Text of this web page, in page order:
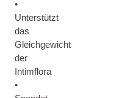
•
Unterstützt
das
Gleichgewicht
der
Intimflora
•